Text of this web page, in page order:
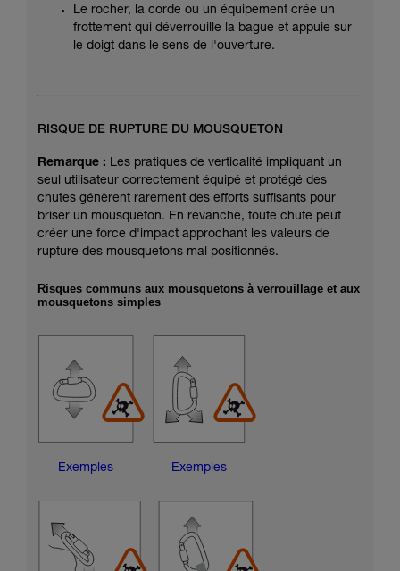
Le rocher, la corde ou un équipement crée un
frottement qui déverrouille la bague et appuie sur
le doigt dans le sens de l'ouverture.
RISQUE DE RUPTURE DU MOUSQUETON
Remarque : Les pratiques de verticalité impliquant un
seul utilisateur correctement équipé et protégé des
chutes génèrent rarement des efforts suffisants pour
briser un mousqueton. En revanche, toute chute peut
créer une force d'impact approchant les valeurs de
rupture des mousquetons mal positionnés.
Risques communs aux mousquetons à verrouillage et aux
mousquetons simples
Exemples Exemples